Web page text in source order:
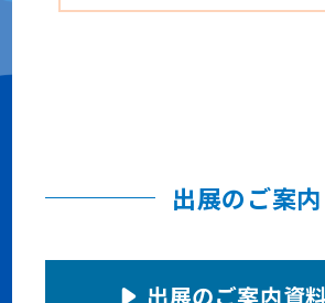
出展のご案内
出展のご案内資